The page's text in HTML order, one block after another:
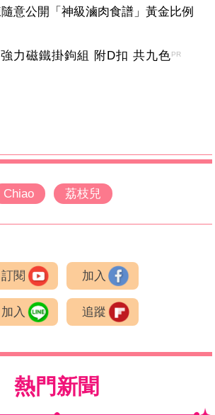
意公開「神級滷肉食譜」黃金比例
力磁鐵掛鉤組 附D扣 共九色PR
Chiao 荔枝兒
訂閱 加入
加入 追蹤
熱門新聞